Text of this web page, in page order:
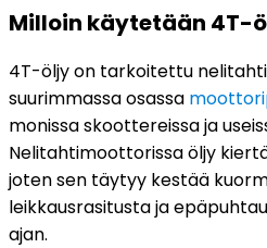
Milloin käytetään 4T-
4T-öljy on tarkoitettu
suurimmassa osassa
monissa skoottereissa ja
Nelitahtimoottorissa öljy
joten sen täytyy kestää
leikkausrasitusta ja
ajan.